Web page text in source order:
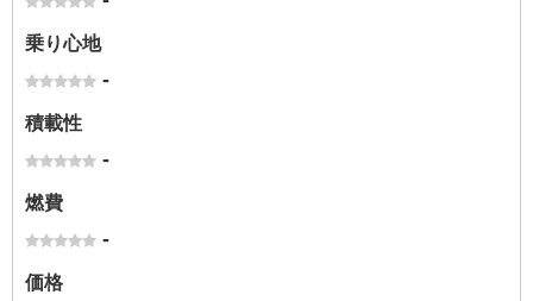
乗り心地
-
積載性
-
燃費
-
価格